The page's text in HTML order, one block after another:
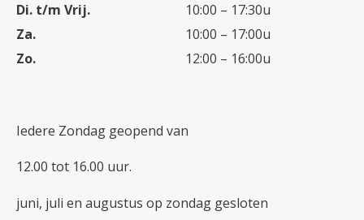
Di. t/m Vrij.
Za.
Zo.
10:00 – 17:30u
10:00 – 17:00u
12:00 – 16:00u
Iedere Zondag geopend van
12.00 tot 16.00 uur.
juni, juli en augustus op zondag gesloten